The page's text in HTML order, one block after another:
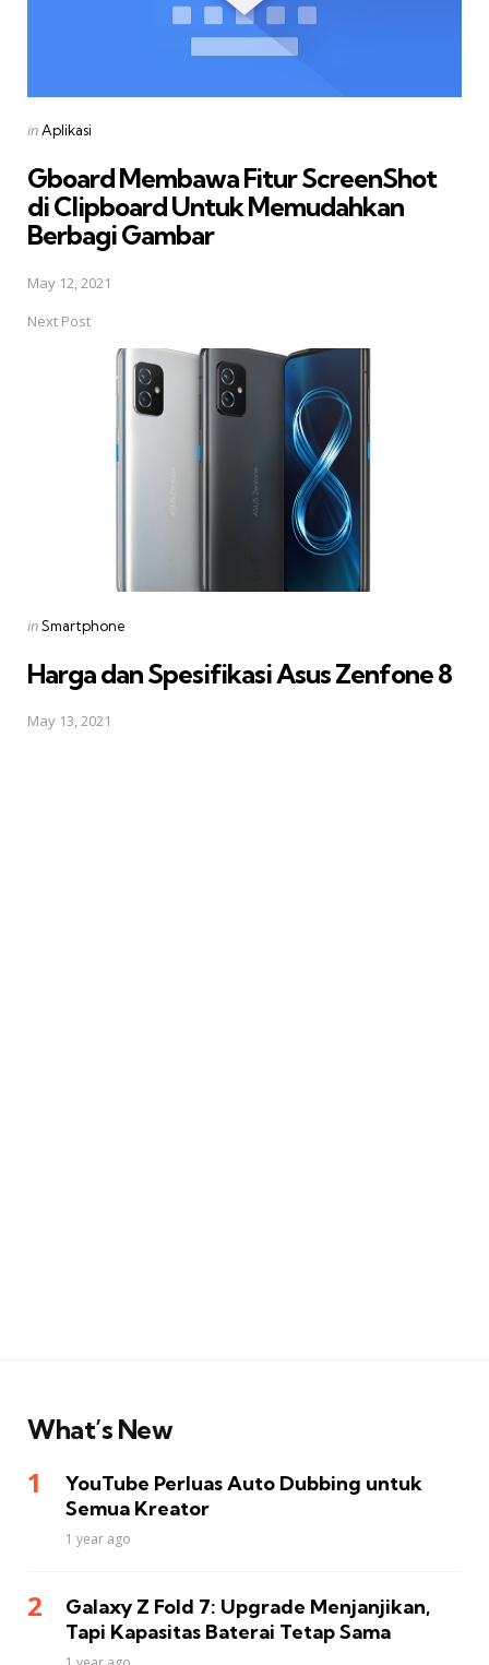
Posted
inAplikasi
Gboard Membawa Fitur ScreenShot
di Clipboard Untuk Memudahkan
Berbagi Gambar
May 12, 2021
Next Post
Posted
inSmartphone
Harga dan Spesifikasi Asus Zenfone 8
May 13, 2021
What’s New
YouTube Perluas Auto Dubbing untuk
Semua Kreator
1 year ago
Galaxy Z Fold 7: Upgrade Menjanjikan,
Tapi Kapasitas Baterai Tetap Sama